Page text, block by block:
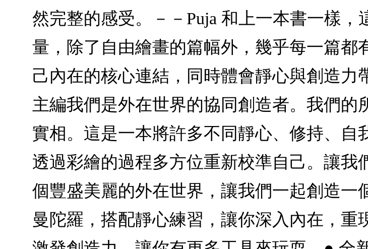
然完整的感受。－－Puja 和上一本書一樣
量，除了自由繪畫的篇幅外，幾乎每一篇都
己內在的核心連結，同時體會靜心與創造力
主編我們是外在世界的協同創造者。我們的
實相。這是一本將許多不同靜心、修持、自
透過彩繪的過程多方位重新校準自己。讓我
個豐盛美麗的外在世界，讓我們一起創造
曼陀羅，搭配靜心練習，讓你深入內在，重